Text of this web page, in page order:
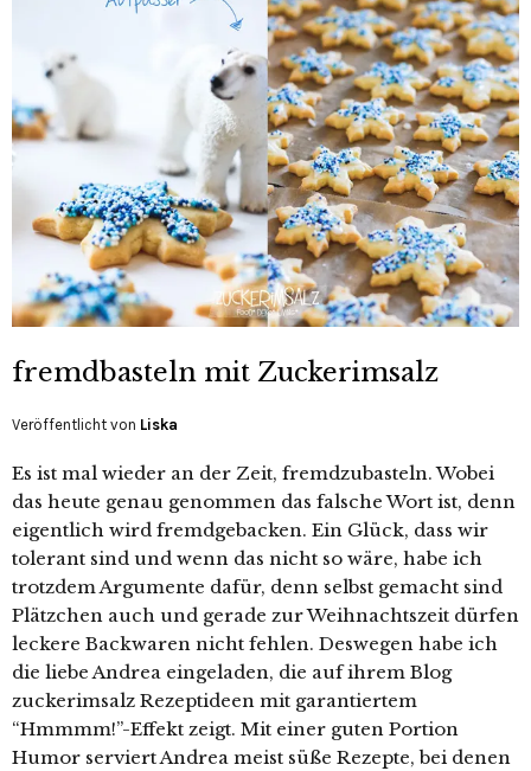
fremdbasteln mit Zuckerimsalz
Veröffentlicht von Liska
Es ist mal wieder an der Zeit, fremdzubasteln. Wobei
das heute genau genommen das falsche Wort ist, denn
eigentlich wird fremdgebacken. Ein Glück, dass wir
tolerant sind und wenn das nicht so wäre, habe ich
trotzdem Argumente dafür, denn selbst gemacht sind
Plätzchen auch und gerade zur Weihnachtszeit dürfen
leckere Backwaren nicht fehlen. Deswegen habe ich
die liebe Andrea eingeladen, die auf ihrem Blog
zuckerimsalz Rezeptideen mit garantiertem
“Hmmmm!”-Effekt zeigt. Mit einer guten Portion
Humor serviert Andrea meist süße Rezepte, bei denen